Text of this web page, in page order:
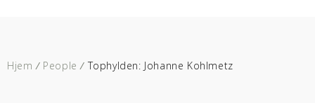
Hjem / People / Tophylden: Johanne Kohlmetz